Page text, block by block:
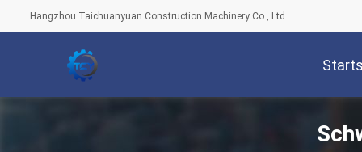
Hangzhou Taichuanyuan Construction Machinery Co., Ltd.